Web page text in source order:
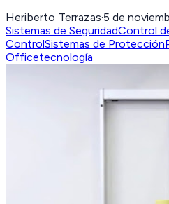
Heriberto Terrazas·5 de
Sistemas de SeguridadControl
ControlSistemas de Protección
Officetecnología